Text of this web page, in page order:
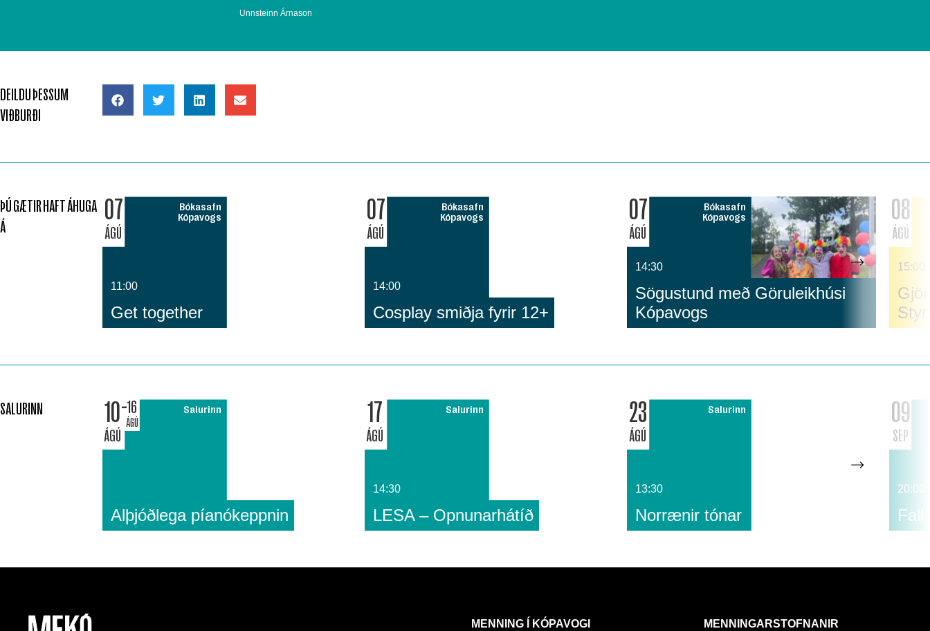
Unnsteinn Árnason
DEILDU ÞESSUM
VIÐBURÐI
ÞÚ GÆTIR HAFT ÁHUGA
Á
07
ÁGÚ
Bókasafn
Kópavogs
11:00
Get together
07
ÁGÚ
Bókasafn
Kópavogs
14:00
Cosplay smiðja fyrir 12+
07
ÁGÚ
Bókasafn
Kópavogs
14:30
Sögustund með Göruleikhúsi
Kópavogs
08
ÁGÚ
15:00
SALURINN 10
ÁGÚ
16
ÁGÚ
Salurinn
Alþjóðlega píanókeppnin
17
ÁGÚ
Salurinn
14:30
LESA – Opnunarhátíð
23
ÁGÚ
Salurinn
13:30
Norrænir tónar
09
SEP
20:00
Fall
MENNING Í KÓPAVOGI MENNINGARSTOFNANIR